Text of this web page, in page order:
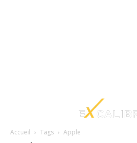
Accueil Tags Apple